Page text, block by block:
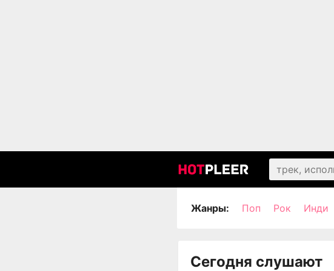
Жанры: Поп Рок Инди
Сегодня слушают